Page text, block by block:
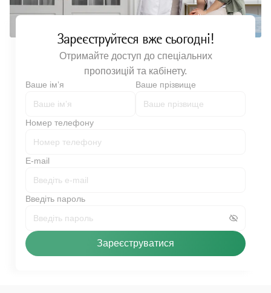
Зареєструйтеся вже сьогодні!
Отримайте доступ до спеціальних
пропозицій та кабінету.
Ваше імʼя Ваше прізвище
Номер телефону
E-mail
Введіть пароль
Зареєструватися